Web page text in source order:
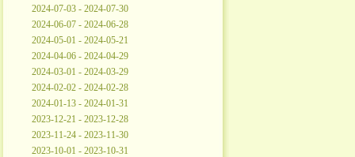
2024-07-03 - 2024-07-30
2024-06-07 - 2024-06-28
2024-05-01 - 2024-05-21
2024-04-06 - 2024-04-29
2024-03-01 - 2024-03-29
2024-02-02 - 2024-02-28
2024-01-13 - 2024-01-31
2023-12-21 - 2023-12-28
2023-11-24 - 2023-11-30
2023-10-01 - 2023-10-31